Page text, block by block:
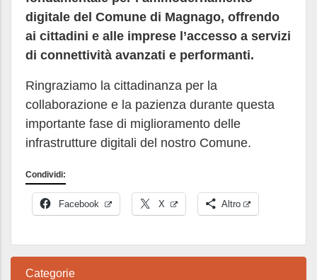
digitale del Comune di Magnago, offrendo
ai cittadini e alle imprese l’accesso a servizi
di connettività avanzati e performanti.
Ringraziamo la cittadinanza per la
collaborazione e la pazienza durante questa
importante fase di miglioramento delle
infrastrutture digitali del nostro Comune.
Condividi:
Facebook X Altro
Categorie